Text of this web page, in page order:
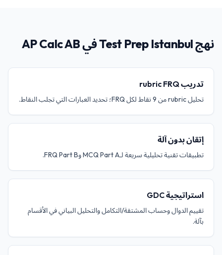
نهج Test Prep Istanbul في AP Calc AB
تدريب rubric FRQ
تحليل rubric من 9 نقاط لكل FRQ؛ تحديد العبارات التي تجلب النقاط.
إتقان بدون آلة
تطبيقات تقنية تحليلية سريعة لـMCQ Part A وFRQ Part B.
استراتيجية GDC
تقييم الدوال وحساب المشتقة/التكامل والتحليل البياني في الأقسام
بآلة.